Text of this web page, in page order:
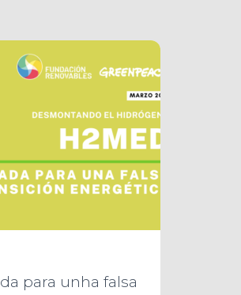
para unha falsa